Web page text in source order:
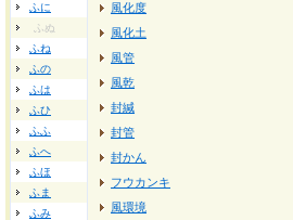
ふに
ふぬ
ふね
ふの
ふは
ふひ
ふふ
ふへ
ふほ
ふま
ふみ
風化度
風化土
風管
風乾
封緘
封管
封かん
フウカンキ
風環境